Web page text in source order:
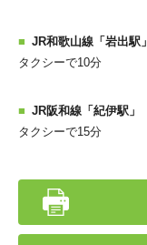
JR和歌山線「岩出駅」
タクシーで10分
JR阪和線「紀伊駅」
タクシーで15分